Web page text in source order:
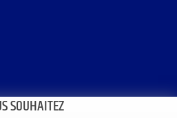
SOUHAITEZ